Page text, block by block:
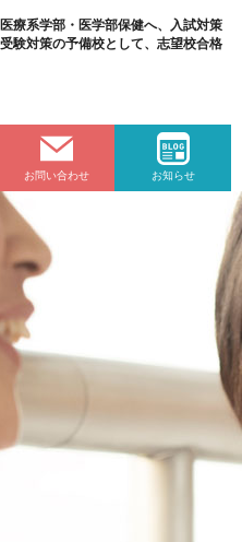
療系学部・医学部保健へ、入試対策
験対策の予備校として、志望校合格
お問い合わせ お知らせ